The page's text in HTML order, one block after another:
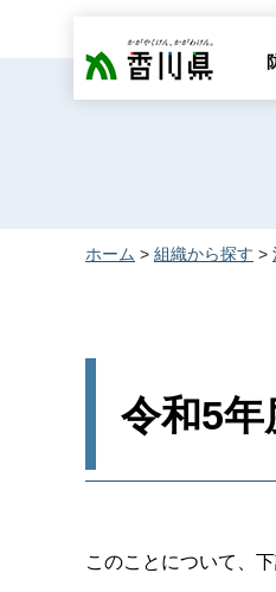
香川県
ホーム > 組織から探す >
令和5年
このことについて、